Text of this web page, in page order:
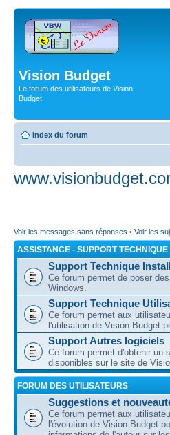
Vision Budget
Le forum des utilisateurs de Vision
Budget
Index du forum
Voir les messages sans réponses • Voir les
ASSISTANCE - SUPPORT TECHNIQUE
Support Technique
Ce forum permet de poser
Windows.
Support Technique
Ce forum permet aux
l'utilisation de Vision Budget
Support Autres logiciels
Ce forum permet d'obtenir un
disponibles sur le site de
FORUM DES UTILISATEURS
Suggestions et
Ce forum permet aux
l'évolution de Vision Budget